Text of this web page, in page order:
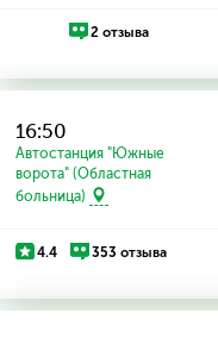
2 отзыва
16:50
Автостанция "Южные
ворота" (Областная
больница)
4.4 353 отзыва